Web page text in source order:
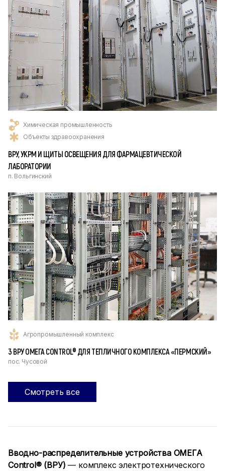
Химическая промышленность
Объекты здравоохранения
ВРУ, УКРМ И ЩИТЫ ОСВЕЩЕНИЯ ДЛЯ ФАРМАЦЕВТИЧЕСКОЙ
ЛАБОРАТОРИИ
п. Вольгинский
Агропромышленный комплекс
3 ВРУ ОМЕГА CONTROL® ДЛЯ ТЕПЛИЧНОГО КОМПЛЕКСА «ПЕРМСКИЙ»
пос. Чусовой
Смотреть все
Вводно-распределительные устройства ОМЕГА
Control® (ВРУ) — комплекс электротехнического